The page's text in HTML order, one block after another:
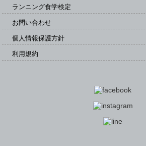
ランニング食学検定
お問い合わせ
個人情報保護方針
利用規約